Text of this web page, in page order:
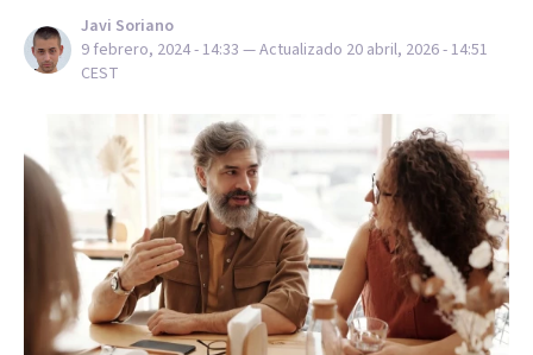
Javi Soriano
9 febrero, 2024 - 14:33 — Actualizado 20 abril, 2026 - 14:51
CEST